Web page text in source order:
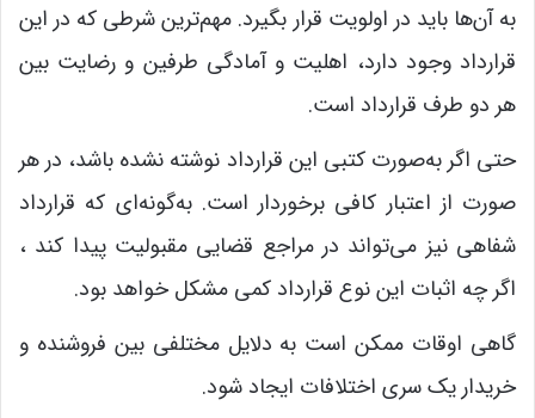
به آن‌ها باید در اولویت قرار بگیرد. مهم‌ترین شرطی که در این
قرارداد وجود دارد، اهلیت و آمادگی طرفین و رضایت بین
هر دو طرف قرارداد است.
حتی اگر به‌صورت کتبی این قرارداد نوشته نشده باشد، در هر
صورت از اعتبار کافی برخوردار است. به‌گونه‌ای که قرارداد
شفاهی نیز می‌تواند در مراجع قضایی مقبولیت پیدا کند ،
اگر چه اثبات این نوع قرارداد کمی مشکل خواهد بود.
گاهی اوقات ممکن است به دلایل مختلفی بین فروشنده و
خریدار یک سری اختلافات ایجاد شود.